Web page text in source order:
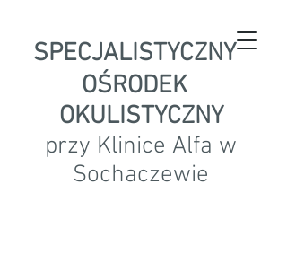
SPECJALISTYCZNY
OŚRODEK
OKULISTYCZNY
przy Klinice Alfa w
Sochaczewie